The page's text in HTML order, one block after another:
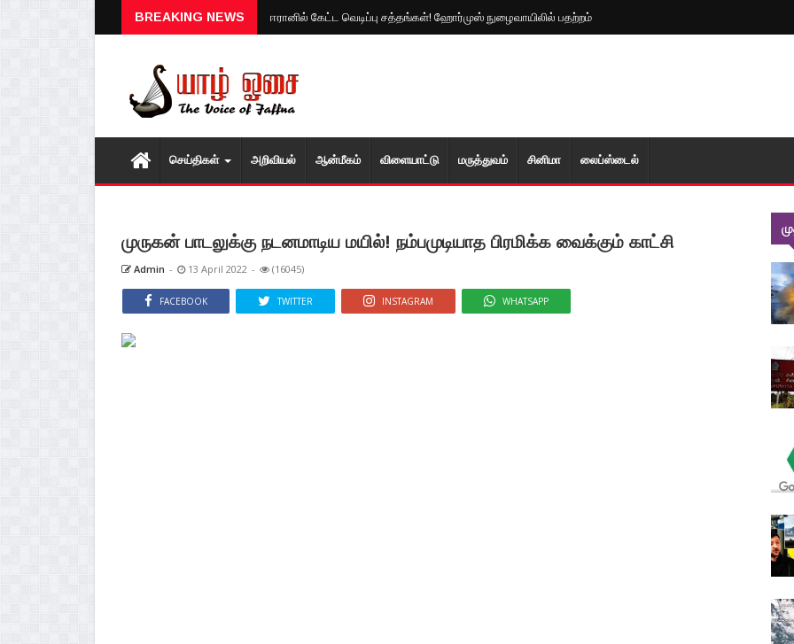
BREAKING NEWS ஈரானில் கேட்ட வெடிப்பு சத்தங்கள்! ஹோர்முஸ் நுழைவாயிலில் பதற்றம்
செய்திகள் அறிவியல் ஆன்மீகம் விளையாட்டு மரு‌த்துவ‌ம் சினிமா லைப்ஸ்டைல்
முருகன் பாடலுக்கு நடனமாடிய மயில்! நம்பமுடியாத பிரமிக்க வைக்கும் காட்சி
Admin - 13 April 2022 - (16045)
FACEBOOK TWITTER INSTAGRAM WHATSAPP